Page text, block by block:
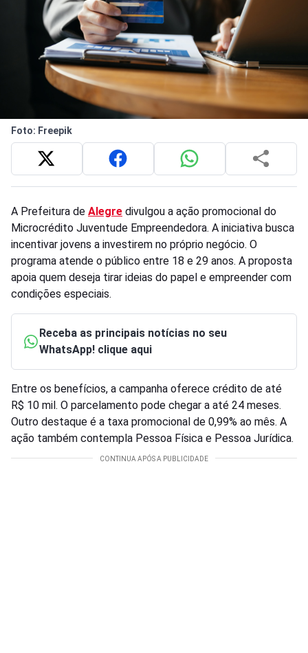
Foto: Freepik
A Prefeitura de Alegre divulgou a ação promocional do
Microcrédito Juventude Empreendedora. A iniciativa busca
incentivar jovens a investirem no próprio negócio. O
programa atende o público entre 18 e 29 anos. A proposta
apoia quem deseja tirar ideias do papel e empreender com
condições especiais.
Receba as principais notícias no seu
WhatsApp! clique aqui
Entre os benefícios, a campanha oferece crédito de até
R$ 10 mil. O parcelamento pode chegar a até 24 meses.
Outro destaque é a taxa promocional de 0,99% ao mês. A
ação também contempla Pessoa Física e Pessoa Jurídica.